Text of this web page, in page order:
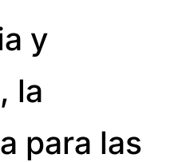
y
la
para las